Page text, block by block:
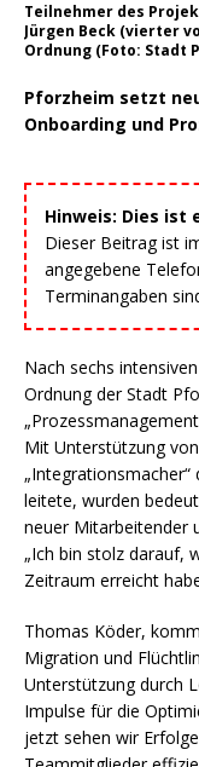
Teilnehmer des
Jürgen Beck (vierter
Ordnung (Foto: Stadt
Pforzheim setzt
Onboarding und
Hinweis: Dies ist
Dieser Beitrag ist
angegebene
Terminangaben
Nach sechs
Ordnung der Stadt
Mit Unterstützung
leitete, wurden
neuer Mitarbeitender
„Ich bin stolz darauf,
Zeitraum erreicht
Thomas Köder,
Migration und
Unterstützung durch
Impulse für die
jetzt sehen wir